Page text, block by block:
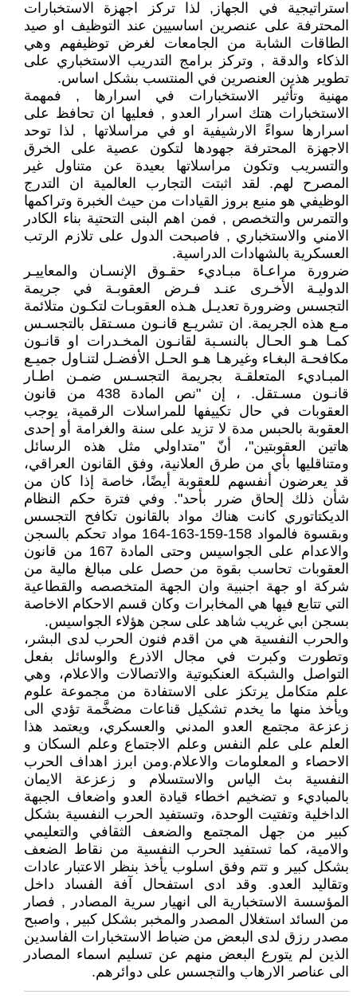
استراتيجية في الجهاز, لذا تركز اجهزة الاستخبارات
المحترفة على عنصرين اساسيين عند التوظيف او صيد
الطاقات الشابة من الجامعات لغرض توظيفهم وهي
الذكاء والدقة , وتركز برامج التدريب الاستخباري على
تطوير هذين العنصرين في المنتسب بشكل اساس.
مهنية وتأثير الاستخبارات في اسرارها , فمهمة
الاستخبارات هتك اسرار العدو , فعليها ان تحافظ على
اسرارها سواءً الارشيفية او في مراسلاتها , لذا توحد
الاجهزة المحترفة جهودها لتكون عصية على الخرق
والتسريب وتكون مراسلاتها بعيدة عن متناول غير
المصرح لهم. لقد اثبتت التجارب العالمية ان التدرج
الوظيفي هو منبع بروز القيادات من حيث الخبرة وتراكمها
والتمرس والتخصص , فمن اهم البنى التحتية بناء الكادر
الامني والاستخباري , فاصبحت الدول على تلازم الرتب
العسكرية بالشهادات الدراسية.
ضرورة مراعـاة مبـاديء حقـوق الإنسـان والمعاييـر
الدوليـة الأخـرى عنـد فـرض العقوبـة في جريمة
التجسس وضرورة تعديـل هـذه العقوبـات لتكـون متلائمة
مـع هذه الجريمة. ان تشريـع قانـون مسـتقل بالتجسـس
كمـا هـو الحـال بالنسـبة لقانـون المخـدرات او قانـون
مكافحـة البغـاء وغيرهـا هـو الحـل الأفضـل لتنـاول جميـع
المبـاديء المتعلقـة بجريمة التجسـس ضمـن اطـار
قانـون مسـتقل. ، إن "نص المادة 438 من قانون
العقوبات في حال تكييفها للمراسلات الرقمية، يوجب
العقوبة بالحبس مدة لا تزيد على سنة والغرامة أو إحدى
هاتين العقوبتين"، أنّ "متداولي مثل هذه الرسائل
ومتناقليها بأي من طرق العلانية، وفق القانون العراقي،
قد يعرضون أنفسهم للعقوبة أيضًا، خاصة إذا كان من
شأن ذلك إلحاق ضرر بأحد". وفي فترة حكم النظام
الديكتاتوري كانت هناك مواد بالقانون تكافح التجسس
وبقسوة فالمواد 158-159-163-164 مواد تحكم بالسجن
والاعدام على الجواسيس وحتى المادة 167 من قانون
العقوبات تحاسب بقوة من حصل على مبالغ مالية من
شركة او جهة اجنبية وان الجهة المتخصصه والقطاعية
التي تتابع فيها هي المخابرات وكان قسم الاحكام الاخاصة
بسجن ابي غريب شاهد على سجن هؤلاء الجواسيس.
والحرب النفسية هي من اقدم فنون الحرب لدى البشر،
وتطورت وكبرت في مجال الاذرع والوسائل بفعل
التواصل والشبكة العنكبوتية والاتصالات والاعلام، وهي
علم متكامل يرتكز على الاستفادة من مجموعة علوم
ويأخذ منها ما يخدم تشكيل قناعات مضخَّمة تؤدي الى
زعزعة مجتمع العدو المدني والعسكري، ويعتمد هذا
العلم على علم النفس وعلم الاجتماع وعلم السكان و
الاحصاء و المعلومات والاعلام.ومن ابرز اهداف الحرب
النفسية بث الياس والاستسلام و زعزعة الايمان
بالمباديء و تضخيم اخطاء قيادة العدو واضعاف الجبهة
الداخلية وتفتيت الوحدة، وتستفيد الحرب النفسية بشكل
كبير من جهل المجتمع والضعف الثقافي والتعليمي
والامية، كما تستفيد الحرب النفسية من نقاط الضعف
بشكل كبير و تتم وفق اسلوب يأخذ بنظر الاعتبار عادات
وتقاليد العدو. وقد ادى استفحال آفة الفساد داخل
المؤسسة الاستخبارية الى انهيار سرية المصادر , فصار
من السائد استغلال المصدر والمخبر بشكل كبير , واصبح
مصدر رزق لدى البعض من ضباط الاستخبارات الفاسدين
الذين لم يتورع البعض منهم عن تسليم اسماء المصادر
الى عناصر الارهاب والتجسس على دوائرهم.